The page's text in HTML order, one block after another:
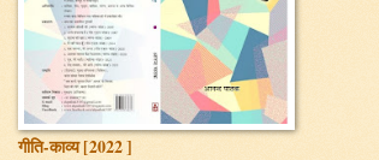
गीति-काव्य [2022 ]